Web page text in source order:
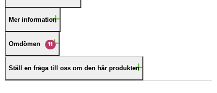
Mer information
Omdömen 11
Ställ en fråga till oss om den här produkten